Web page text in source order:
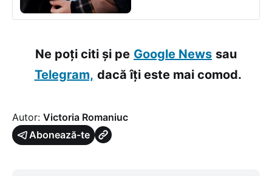
Ne poți citi și pe Google News sau
Telegram, dacă îți este mai comod.
Autor: Victoria Romaniuc
Abonează-te